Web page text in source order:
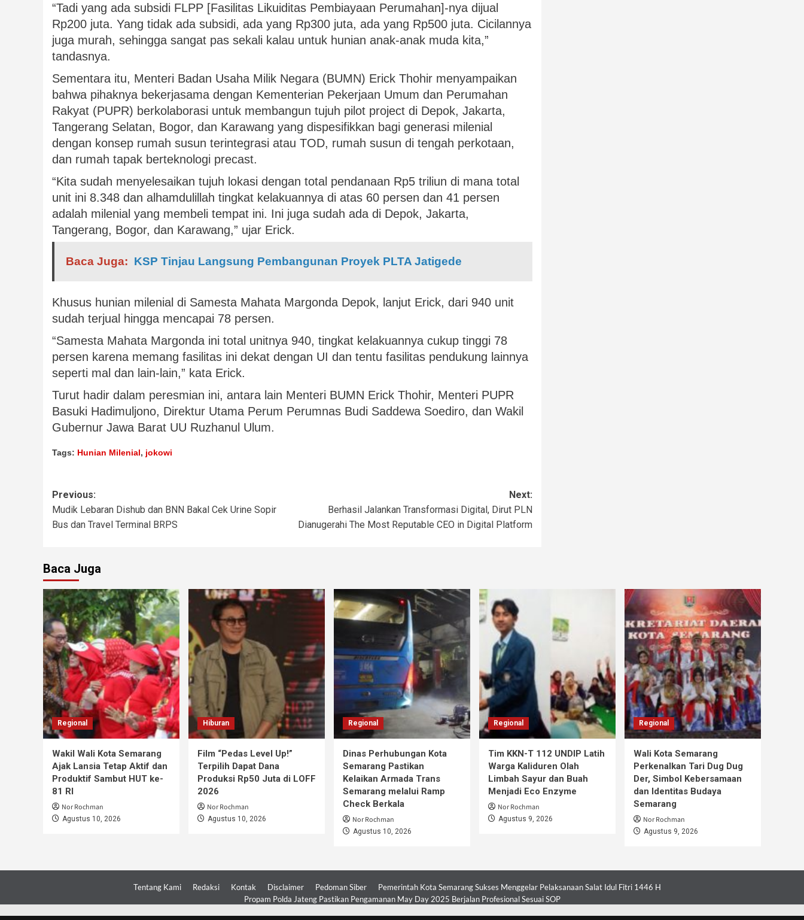
“Tadi yang ada subsidi FLPP [Fasilitas Likuiditas Pembiayaan Perumahan]-nya dijual
Rp200 juta. Yang tidak ada subsidi, ada yang Rp300 juta, ada yang Rp500 juta. Cicilannya
juga murah, sehingga sangat pas sekali kalau untuk hunian anak-anak muda kita,”
tandasnya.
Sementara itu, Menteri Badan Usaha Milik Negara (BUMN) Erick Thohir menyampaikan
bahwa pihaknya bekerjasama dengan Kementerian Pekerjaan Umum dan Perumahan
Rakyat (PUPR) berkolaborasi untuk membangun tujuh pilot project di Depok, Jakarta,
Tangerang Selatan, Bogor, dan Karawang yang dispesifikkan bagi generasi milenial
dengan konsep rumah susun terintegrasi atau TOD, rumah susun di tengah perkotaan,
dan rumah tapak berteknologi precast.
“Kita sudah menyelesaikan tujuh lokasi dengan total pendanaan Rp5 triliun di mana total
unit ini 8.348 dan alhamdulillah tingkat kelakuannya di atas 60 persen dan 41 persen
adalah milenial yang membeli tempat ini. Ini juga sudah ada di Depok, Jakarta,
Tangerang, Bogor, dan Karawang,” ujar Erick.
Baca Juga: KSP Tinjau Langsung Pembangunan Proyek PLTA Jatigede
Khusus hunian milenial di Samesta Mahata Margonda Depok, lanjut Erick, dari 940 unit
sudah terjual hingga mencapai 78 persen.
“Samesta Mahata Margonda ini total unitnya 940, tingkat kelakuannya cukup tinggi 78
persen karena memang fasilitas ini dekat dengan UI dan tentu fasilitas pendukung lainnya
seperti mal dan lain-lain,” kata Erick.
Turut hadir dalam peresmian ini, antara lain Menteri BUMN Erick Thohir, Menteri PUPR
Basuki Hadimuljono, Direktur Utama Perum Perumnas Budi Saddewa Soediro, dan Wakil
Gubernur Jawa Barat UU Ruzhanul Ulum.
Tags: Hunian Milenial, jokowi
Previous:
Mudik Lebaran Dishub dan BNN Bakal Cek Urine Sopir
Bus dan Travel Terminal BRPS
Next:
Berhasil Jalankan Transformasi Digital, Dirut PLN
Dianugerahi The Most Reputable CEO in Digital Platform
Baca Juga
Regional
Wakil Wali Kota Semarang
Ajak Lansia Tetap Aktif dan
Produktif Sambut HUT ke-
81 RI
Nor Rochman
Agustus 10, 2026
Hiburan
Film “Pedas Level Up!”
Terpilih Dapat Dana
Produksi Rp50 Juta di LOFF
2026
Nor Rochman
Agustus 10, 2026
Regional
Dinas Perhubungan Kota
Semarang Pastikan
Kelaikan Armada Trans
Semarang melalui Ramp
Check Berkala
Nor Rochman
Agustus 10, 2026
Regional
Tim KKN-T 112 UNDIP Latih
Warga Kaliduren Olah
Limbah Sayur dan Buah
Menjadi Eco Enzyme
Nor Rochman
Agustus 9, 2026
Regional
Wali Kota Semarang
Perkenalkan Tari Dug Dug
Der, Simbol Kebersamaan
dan Identitas Budaya
Semarang
Nor Rochman
Agustus 9, 2026
Tentang Kami Redaksi Kontak Disclaimer Pedoman Siber
Pemerintah Kota Semarang Sukses Menggelar Pelaksanaan Salat Idul Fitri 1446 H
Propam Polda Jateng Pastikan Pengamanan May Day 2025 Berjalan Profesional Sesuai SOP